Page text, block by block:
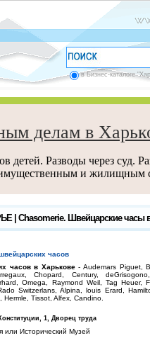
в Бизнес-каталоге
делам в
Разводы через суд.
имущественным и жилищным
| Chasomerie. Швейцарские часы
часов
часов в Харькове- Audemars Piguet,
Chopard, Century,
Omega, Raymond Weil, Tag Heuer,
Switzerlans, Alpina, louis Erard,
Hermle, Tissot, Alfex, Candino.
1, Дворец труда
или Исторический Музей